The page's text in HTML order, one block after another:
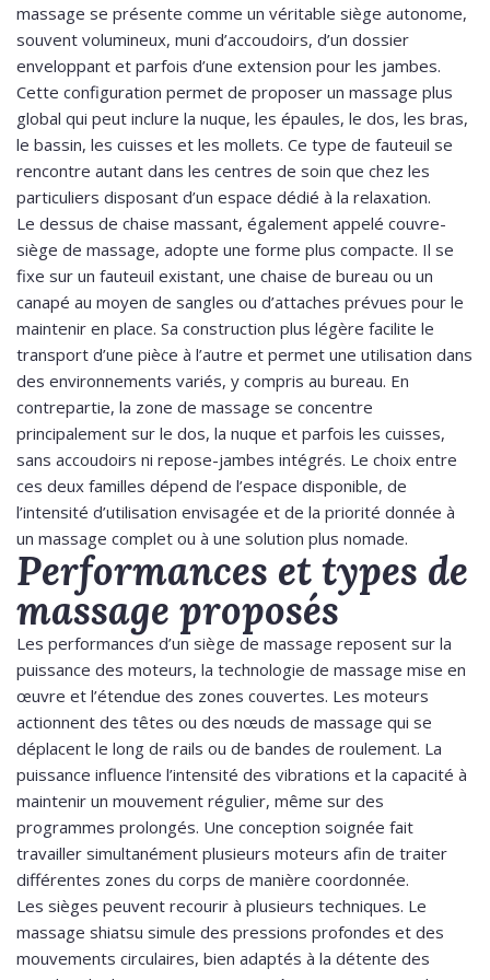
massage se présente comme un véritable siège autonome,
souvent volumineux, muni d’accoudoirs, d’un dossier
enveloppant et parfois d’une extension pour les jambes.
Cette configuration permet de proposer un massage plus
global qui peut inclure la nuque, les épaules, le dos, les bras,
le bassin, les cuisses et les mollets. Ce type de fauteuil se
rencontre autant dans les centres de soin que chez les
particuliers disposant d’un espace dédié à la relaxation.
Le dessus de chaise massant, également appelé couvre-
siège de massage, adopte une forme plus compacte. Il se
fixe sur un fauteuil existant, une chaise de bureau ou un
canapé au moyen de sangles ou d’attaches prévues pour le
maintenir en place. Sa construction plus légère facilite le
transport d’une pièce à l’autre et permet une utilisation dans
des environnements variés, y compris au bureau. En
contrepartie, la zone de massage se concentre
principalement sur le dos, la nuque et parfois les cuisses,
sans accoudoirs ni repose-jambes intégrés. Le choix entre
ces deux familles dépend de l’espace disponible, de
l’intensité d’utilisation envisagée et de la priorité donnée à
un massage complet ou à une solution plus nomade.
Performances et types de
massage proposés
Les performances d’un siège de massage reposent sur la
puissance des moteurs, la technologie de massage mise en
œuvre et l’étendue des zones couvertes. Les moteurs
actionnent des têtes ou des nœuds de massage qui se
déplacent le long de rails ou de bandes de roulement. La
puissance influence l’intensité des vibrations et la capacité à
maintenir un mouvement régulier, même sur des
programmes prolongés. Une conception soignée fait
travailler simultanément plusieurs moteurs afin de traiter
différentes zones du corps de manière coordonnée.
Les sièges peuvent recourir à plusieurs techniques. Le
massage shiatsu simule des pressions profondes et des
mouvements circulaires, bien adaptés à la détente des